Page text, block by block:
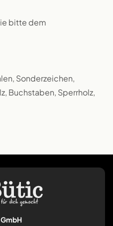
bitte dem
Sonderzeichen,
Buchstaben, Sperrholz,